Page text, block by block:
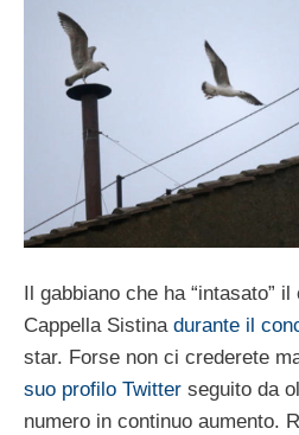
Il gabbiano che ha “intasato”
Cappella Sistina durante il
star. Forse non ci crederete
suo profilo Twitter seguito da
numero in continuo aumento.